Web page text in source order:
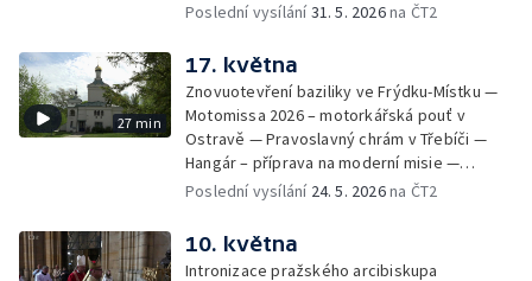
Poslední vysílání31. 5. 2026na ČT2
27 min
17. května
Znovuotevření baziliky ve Frýdku-Místku —
Motomissa 2026 – motorkářská pouť v
Ostravě — Pravoslavný chrám v Třebíči —
Hangár – příprava na moderní misie —
Opavská Kavárna pro radost
Poslední vysílání 24. 5. 2026na ČT2
10. května
Intronizace pražského arcibiskupa